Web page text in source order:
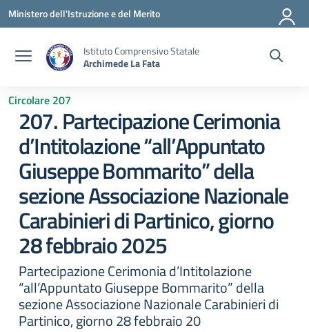
Vai ai contenuti
Vai al menu di navigazione
Vai al footer
Ministero dell'Istruzione e del Merito
Istituto Comprensivo Statale
Archimede La Fata
Circolare 207
207. Partecipazione Cerimonia
d’Intitolazione “all’Appuntato
Giuseppe Bommarito” della
sezione Associazione Nazionale
Carabinieri di Partinico, giorno
28 febbraio 2025
Partecipazione Cerimonia d’Intitolazione
“all’Appuntato Giuseppe Bommarito” della
sezione Associazione Nazionale Carabinieri di
Partinico, giorno 28 febbraio 20